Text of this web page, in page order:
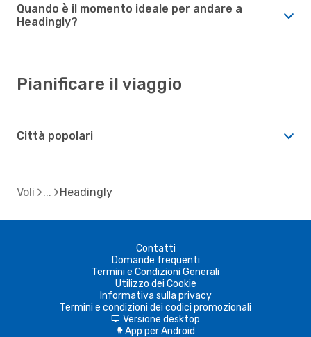
Quando è il momento ideale per andare a
Headingly?
Pianificare il viaggio
Città popolari
Voli Headingly
Contatti
Domande frequenti
Termini e Condizioni Generali
Utilizzo dei Cookie
Informativa sulla privacy
Termini e condizioni dei codici promozionali
d Versione desktop
A App per Android